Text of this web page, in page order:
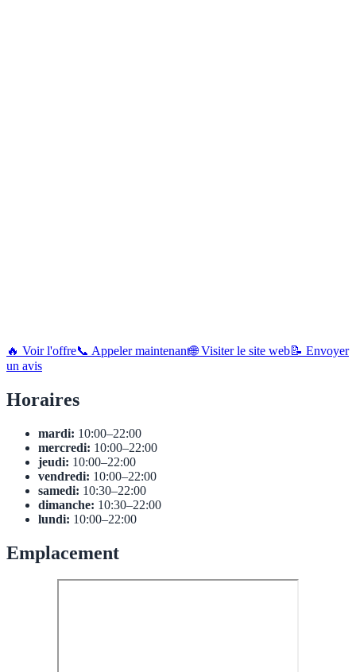
🔥 Voir l'offre📞 Appeler maintenant🌐 Visiter le site web📝 Envoyer
un avis
Horaires
mardi: 10:00–22:00
mercredi: 10:00–22:00
jeudi: 10:00–22:00
vendredi: 10:00–22:00
samedi: 10:30–22:00
dimanche: 10:30–22:00
lundi: 10:00–22:00
Emplacement